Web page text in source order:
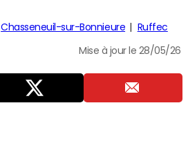
Chasseneuil-sur-Bonnieure Ruffec
Mise à jour le 28/05/26